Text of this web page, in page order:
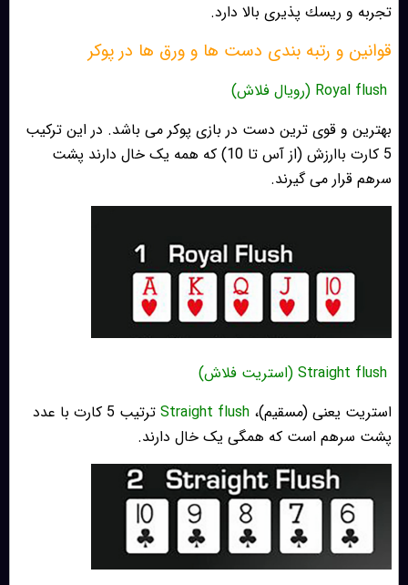
تجربه و ريسك پذيرى بالا دارد.
قوانين و رتبه بندى دست ها و ورق ها در پوكر
بهترین و قوی ترین دست در بازی پوکر می باشد. در این ترکیب
5 کارت باارزش (از آس تا 10) که همه یک خال دارند پشت
سرهم قرار می گیرند.
استریت یعنی (مسقیم)، Straight flush
ترتیب 5 کارت با عدد
پشت سرهم است که همگی یک خال دارند.